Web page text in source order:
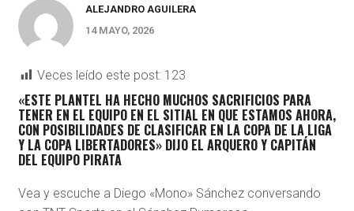
ALEJANDRO AGUILERA
14 MAYO, 2026
Veces leído este post: 123
«ESTE PLANTEL HA HECHO MUCHOS SACRIFICIOS PARA
TENER EN EL EQUIPO EN EL SITIAL EN QUE ESTAMOS AHORA,
CON POSIBILIDADES DE CLASIFICAR EN LA COPA DE LA LIGA
Y LA COPA LIBERTADORES» DIJO EL ARQUERO Y CAPITÁN
DEL EQUIPO PIRATA
Vea y escuche a Diego «Mono» Sánchez conversando